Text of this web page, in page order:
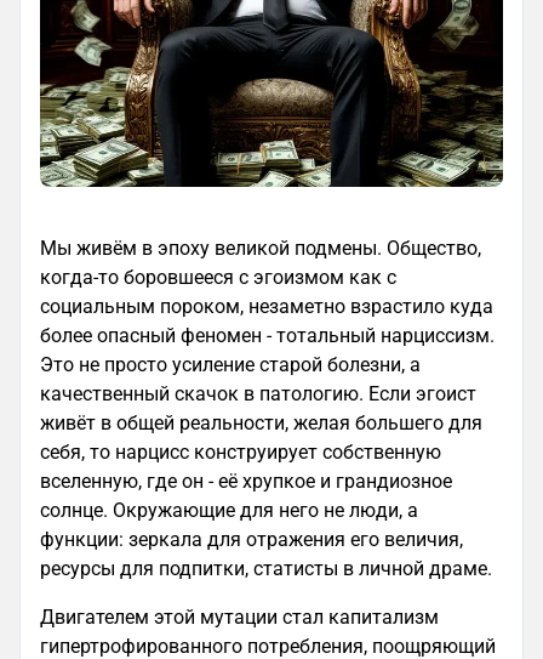
Мы живём в эпоху великой подмены. Общество,
когда-то боровшееся с эгоизмом как с
социальным пороком, незаметно взрастило куда
более опасный феномен - тотальный нарциссизм.
Это не просто усиление старой болезни, а
качественный скачок в патологию. Если эгоист
живёт в общей реальности, желая большего для
себя, то нарцисс конструирует собственную
вселенную, где он - её хрупкое и грандиозное
солнце. Окружающие для него не люди, а
функции: зеркала для отражения его величия,
ресурсы для подпитки, статисты в личной драме.
Двигателем этой мутации стал капитализм
гипертрофированного потребления, поощряющий